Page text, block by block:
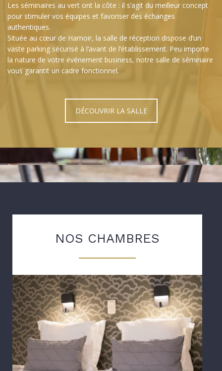
Les séminaires au vert ont la côte : il s’agit du meilleur concept
pour stimuler vos équipes et favoriser des échanges
authentiques.
Située au cœur de Hamoir, la salle de réception dispose d’un
vaste parking sécurisé à l’avant de l’établissement. Peu importe
la nature de votre événement business, notre salle de séminaire
vous garantit un cadre fonctionnel.
DÉCOUVRIR LA SALLE
NOS CHAMBRES